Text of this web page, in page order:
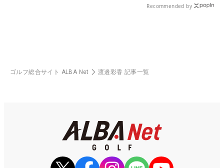
Recommended by
ゴルフ総合サイト ALBA Net 渡邉彩香 記事一覧